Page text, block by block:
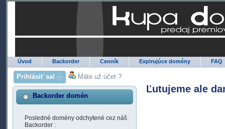
Úvod Backorder Cenník Expirujúce domény FAQ
Prihlásiť sa! Máte už účet ?
Backorder domén
Posledné domény odchytené cez náš
Backorder :
Ľutujeme ale